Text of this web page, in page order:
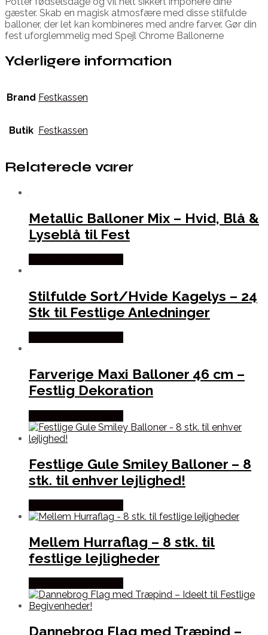
gæster. Skab en magisk atmosfære med disse stilfulde
balloner, der let kan kombineres med andre farver. Gør din
fest uforglemmelig med Spejl Chrome Ballonerne
Yderligere information
Brand Festkassen
Butik Festkassen
Relaterede varer
Metallic Balloner Mix – Hvid, Blå &
Lyseblå til Fest
Stilfulde Sort/Hvide Kagelys – 24
Stk til Festlige Anledninger
Farverige Maxi Balloner 46 cm –
Festlig Dekoration
Festlige Gule Smiley Balloner – 8
stk. til enhver lejlighed!
Mellem Hurraflag – 8 stk. til
festlige lejligheder
Dannebrog Flag med Træpind –